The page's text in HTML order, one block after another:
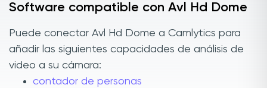
Software compatible con Avl Hd Dome
Puede conectar Avl Hd Dome a Camlytics para
añadir las siguientes capacidades de análisis de
video a su cámara:
contador de personas